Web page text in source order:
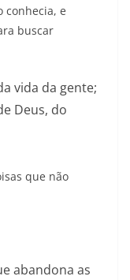
conhecia, e
buscar
vida da gente;
Deus, do
que não
abandona as